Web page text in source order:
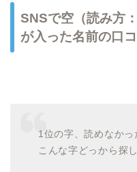
SNSで空（読み方
が入った名前の口
1位の字、読めなかっ
こんな字どっから探